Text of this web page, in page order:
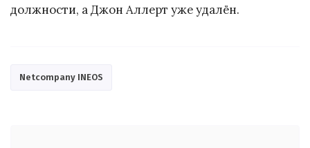
должности, а Джон Аллерт уже удалён.
Netcompany INEOS